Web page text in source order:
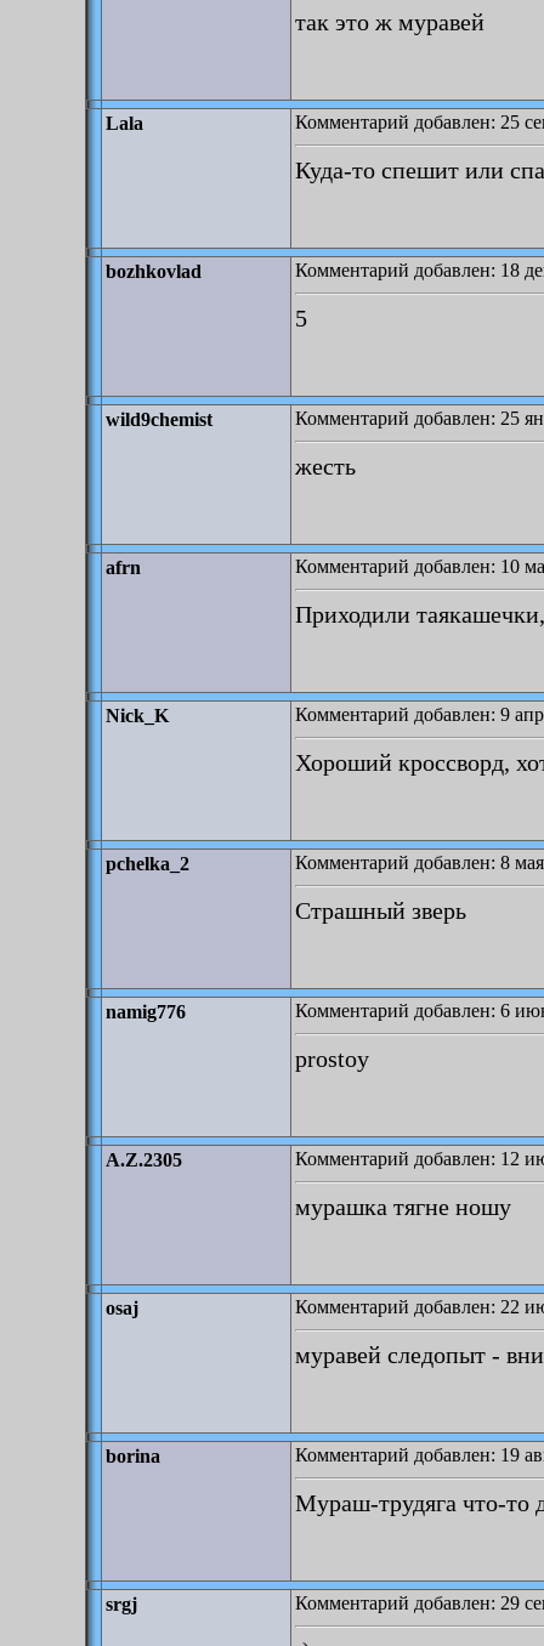
так это ж муравей
Lala Комментарий добавлен: 25
Куда-то спешит или
bozhkovlad Комментарий добавлен: 18
5
wild9chemist Комментарий добавлен: 25
жесть
afrn Комментарий добавлен: 10
Приходили
Nick_K Комментарий добавлен: 9
Хороший кроссворд,
pchelka_2 Комментарий добавлен: 8
Страшный зверь
namig776 Комментарий добавлен: 6
prostoy
A.Z.2305 Комментарий добавлен: 12
мурашка тягне ношу
osaj Комментарий добавлен: 22
муравей следопыт -
borina Комментарий добавлен: 19
Мураш-трудяга что-то
srgj Комментарий добавлен: 29